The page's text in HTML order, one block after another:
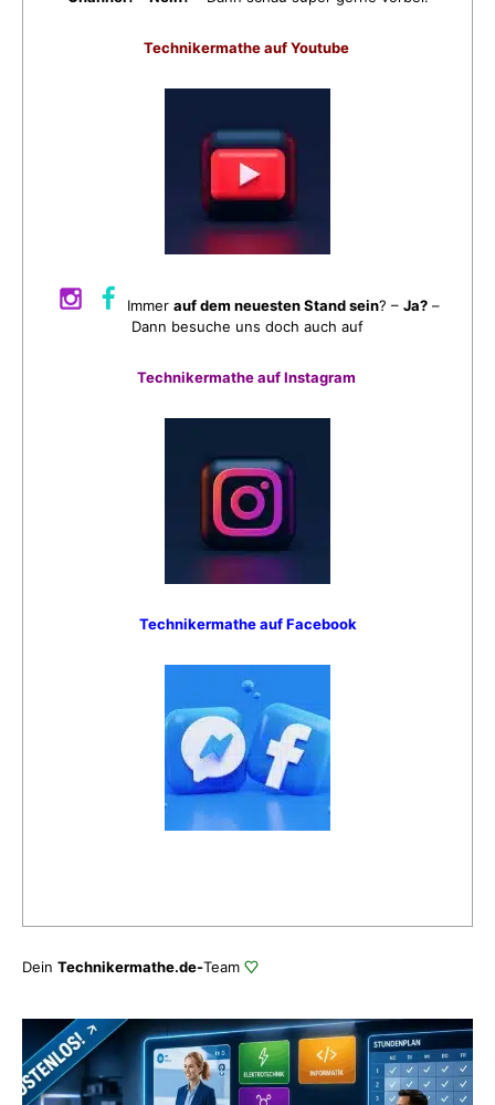
Technikermathe auf Youtube
Immer auf dem neuesten Stand sein? – Ja?–
Dann besuche uns doch auch auf
Technikermathe auf Instagram
Technikermathe auf Facebook
Dein Technikermathe.de-Team